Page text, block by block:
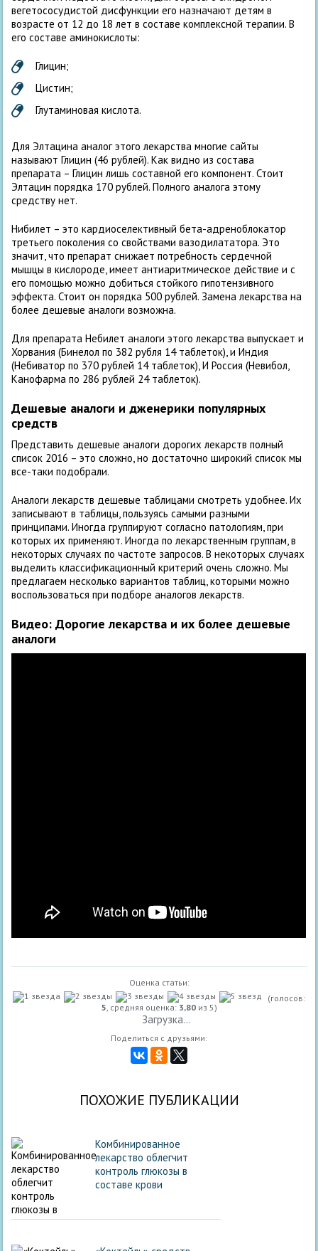
вегетососудистой дисфункции его назначают детям в
возрасте от 12 до 18 лет в составе комплексной терапии. В
его составе аминокислоты:
Глицин;
Цистин;
Глутаминовая кислота.
Для Элтацина аналог этого лекарства многие сайты
называют Глицин (46 рублей). Как видно из состава
препарата – Глицин лишь составной его компонент. Стоит
Элтацин порядка 170 рублей. Полного аналога этому
средству нет.
Нибилет – это кардиоселективный бета-адреноблокатор
третьего поколения со свойствами вазодилататора. Это
значит, что препарат снижает потребность сердечной
мышцы в кислороде, имеет антиаритмическое действие и с
его помощью можно добиться стойкого гипотензивного
эффекта. Стоит он порядка 500 рублей. Замена лекарства на
более дешевые аналоги возможна.
Для препарата Небилет аналоги этого лекарства выпускает и
Хорвания (Бинелол по 382 рубля 14 таблеток), и Индия
(Небиватор по 370 рублей 14 таблеток), И Россия (Невибол,
Канофарма по 286 рублей 24 таблеток).
Дешевые аналоги и дженерики популярных
средств
Представить дешевые аналоги дорогих лекарств полный
список 2016 – это сложно, но достаточно широкий список мы
все-таки подобрали.
Аналоги лекарств дешевые таблицами смотреть удобнее. Их
записывают в таблицы, пользуясь самыми разными
принципами. Иногда группируют согласно патологиям, при
которых их применяют. Иногда по лекарственным группам, в
некоторых случаях по частоте запросов. В некоторых случаях
выделить классификационный критерий очень сложно. Мы
предлагаем несколько вариантов таблиц, которыми можно
воспользоваться при подборе аналогов лекарств.
Видео: Дорогие лекарства и их более дешевые
аналоги
Оценка статьи:
(голосов:
5, средняя оценка: 3,80из 5)
Загрузка...
Поделиться с друзьями:
ПОХОЖИЕ ПУБЛИКАЦИИ
Комбинированное
лекарство облегчит
контроль глюкозы в
составе крови